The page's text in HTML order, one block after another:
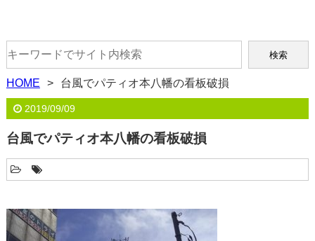
HOME 台風でパティオ本八幡の看板破損
2019/09/09
台風でパティオ本八幡の看板破損